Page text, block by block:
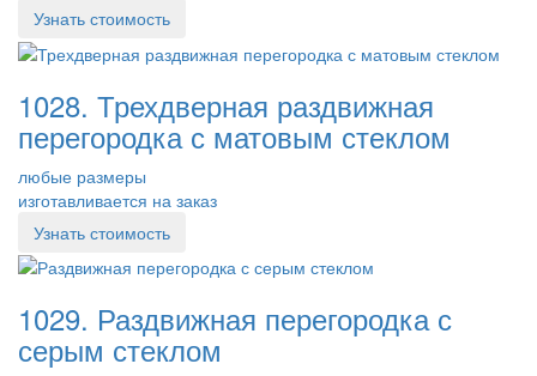
Узнать стоимость
1028. Трехдверная раздвижная
перегородка с матовым стеклом
любые размеры
изготавливается на заказ
Узнать стоимость
1029. Раздвижная перегородка с
серым стеклом